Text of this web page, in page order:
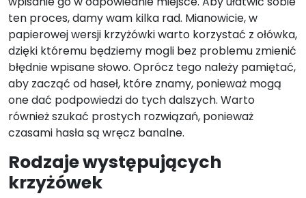
ten proces, damy wam kilka rad. Mianowicie, w
papierowej wersji krzyżówki warto korzystać z ołówka,
dzięki któremu będziemy mogli bez problemu zmienić
błędnie wpisane słowo. Oprócz tego należy pamiętać,
aby zacząć od haseł, które znamy, ponieważ mogą
one dać podpowiedzi do tych dalszych. Warto
również szukać prostych rozwiązań, ponieważ
czasami hasła są wręcz banalne.
Rodzaje występujących
krzyżówek